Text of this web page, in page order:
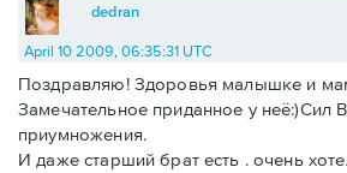
dedran
April 10 2009, 06:35:31 UTC
Поздравляю! Здоровья малышке и
Замечательное приданное у неё:)Сил
приумножения.
И даже старший брат есть . очень